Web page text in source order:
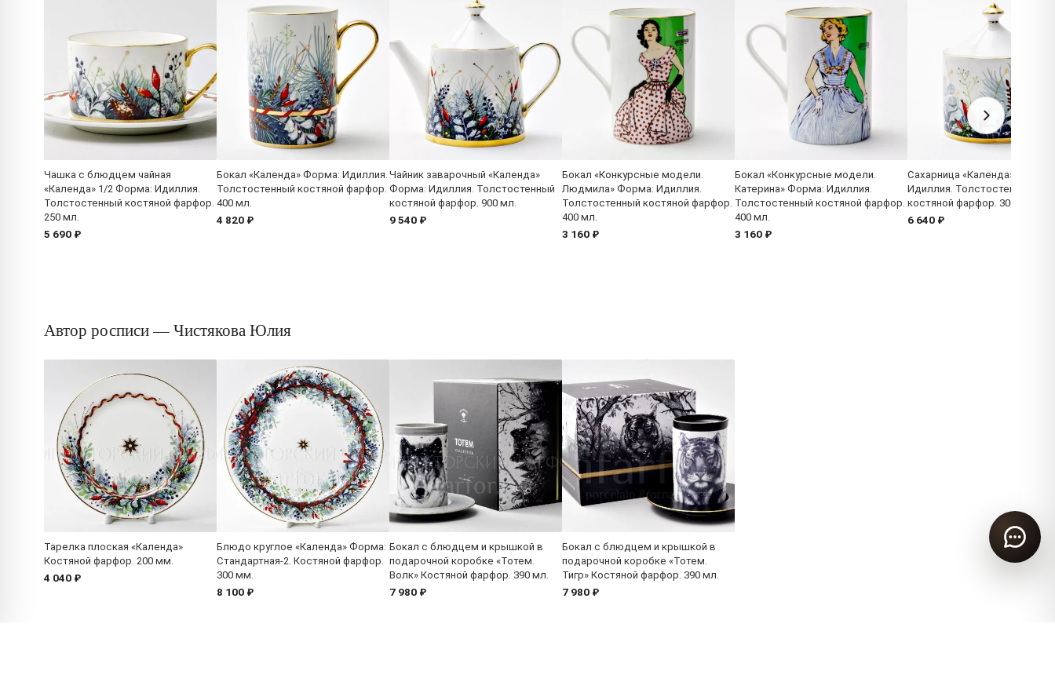
Чашка с блюдцем чайная
«Календа» 1/2 Форма: Идиллия.
Толстостенный костяной фарфор.
250 мл.
5 690 ₽
Бокал «Календа» Форма: Идиллия.
Толстостенный костяной фарфор.
400 мл.
4 820 ₽
Чайник заварочный «Календа»
Форма: Идиллия. Толстостенный
костяной фарфор. 900 мл.
9 540 ₽
Бокал «Конкурсные модели.
Людмила» Форма: Идиллия.
Толстостенный костяной фарфор.
400 мл.
3 160 ₽
Бокал «Конкурсные модели.
Катерина» Форма: Идиллия.
Толстостенный костяной фарфор.
400 мл.
3 160 ₽
Сахарница «Календа» Форма:
Идиллия. Толстостенный
костяной фарфор. 300 мл.
6 640 ₽
Автор росписи — Чистякова Юлия
Тарелка плоская «Календа»
Костяной фарфор. 200 мм.
4 040 ₽
Блюдо круглое «Календа» Форма:
Стандартная-2. Костяной фарфор.
300 мм.
8 100 ₽
Бокал с блюдцем и крышкой в
подарочной коробке «Тотем.
Волк» Костяной фарфор. 390 мл.
7 980 ₽
Бокал с блюдцем и крышкой в
подарочной коробке «Тотем.
Тигр» Костяной фарфор. 390 мл.
7 980 ₽